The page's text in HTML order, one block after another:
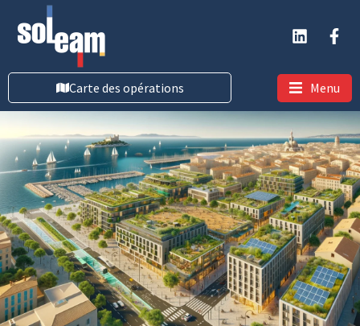
Carte des opérations Menu